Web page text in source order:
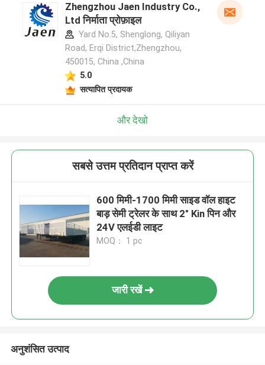
Zhengzhou Jaen Industry Co.,
Ltd निर्माता प्रोफ़ाइल
Yard No.5, Shenglong, Qiliyan
Road, Erqi District,Zhengzhou,
450015, China ,China
5.0
सत्यापित प्रदायक
और देखो
सबसे उत्तम प्रतिदान प्राप्त करें
600 मिमी-1700 मिमी साइड वॉल हाइट
बाड़ सेमी ट्रेलर के साथ 2" Kin पिन और
24V एलईडी लाइट
MOQ： 1 pc
जारी रखें
अनुशंसित उत्पाद